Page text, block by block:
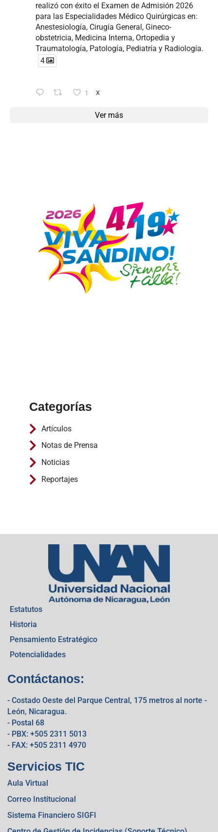
realizó con éxito el Examen de Admisión 2026
para las Especialidades Médico Quirúrgicas en:
Anestesiología, Cirugía General, Gineco-
obstetricia, Medicina Interna, Ortopedia y
Traumatología, Patología, Pediatría y Radiología.
4
1 X
Ver más
Categorías
Artículos
Notas de Prensa
Noticias
Reportajes
Estatutos
Historia
Pensamiento Estratégico
Potencialidades
Contáctanos:
- Costado Oeste del Parque Central, 175 metros al norte -
León, Nicaragua.
- Postal 68
- PBX: +505 2311 5013
- FAX: +505 2311 4970
Servicios TIC
Aula Virtual
Correo Institucional
Sistema Financiero SIGFI